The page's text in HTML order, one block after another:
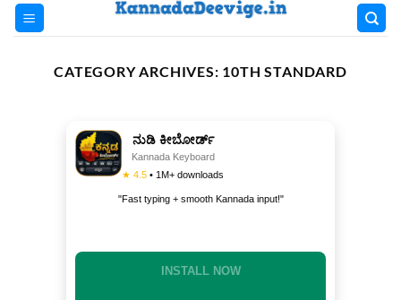
Skip
CATEGORY ARCHIVES: 10TH STANDARD
ನುಡಿ ಕೀಬೋರ್ಡ್
Kannada Keyboard
★ 4.5 • 1M+ downloads
"Fast typing + smooth Kannada input!"
INSTALL NOW